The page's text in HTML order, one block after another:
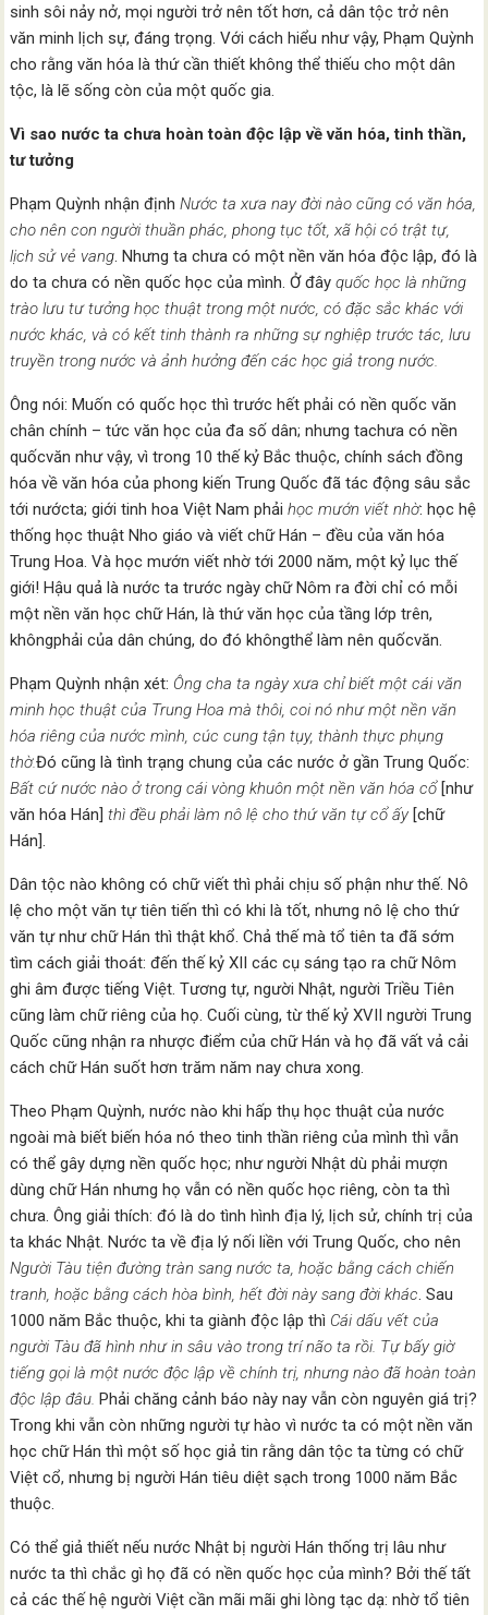
sinh sôi nảy nở, mọi người trở nên tốt hơn, cả dân tộc trở nên
văn minh lịch sự, đáng trọng. Với cách hiểu như vậy, Phạm Quỳnh
cho rằng văn hóa là thứ cần thiết không thể thiếu cho một dân
tộc, là lẽ sống còn của một quốc gia.
Vì sao nước ta chưa hoàn toàn độc lập về văn hóa, tinh thần,
tư tưởng
Phạm Quỳnh nhận địnhNước ta xưa nay đời nào cũng có văn hóa,
cho nên con người thuần phác, phong tục tốt, xã hội có trật tự,
lịch sử vẻ vang. Nhưng ta chưa có một nền văn hóa độc lập, đó là
do ta chưa có nền quốc học của mình. Ở đâyquốc học là những
trào lưu tư tưởng học thuật trong một nước, có đặc sắc khác với
nước khác, và có kết tinh thành ra những sự nghiệp trước tác, lưu
truyền trong nước và ảnh hưởng đến các học giả trong nước.
Ông nói: Muốn có quốc học thì trước hết phải có nền quốc văn
chân chính – tức văn học của đa số dân; nhưng tachưa có nền
quốcvăn như vậy, vì trong 10 thế kỷ Bắc thuộc, chính sách đồng
hóa về văn hóa của phong kiến Trung Quốc đã tác động sâu sắc
tới nướcta; giới tinh hoa Việt Nam phảihọc mướn viết nhờ: học hệ
thống học thuật Nho giáo và viết chữ Hán – đều của văn hóa
Trung Hoa. Và học mướn viết nhờ tới 2000 năm, một kỷ lục thế
giới! Hậu quả là nước ta trước ngày chữ Nôm ra đời chỉ có mỗi
một nền văn học chữ Hán, là thứ văn học của tầng lớp trên,
khôngphải của dân chúng, do đó khôngthể làm nên quốcvăn.
Phạm Quỳnh nhận xét: Ông cha ta ngày xưa chỉ biết một cái văn
minh học thuật của Trung Hoa mà thôi, coi nó như một nền văn
hóa riêng của nước mình, cúc cung tận tụy, thành thực phụng
thờ.Đó cũng là tình trạng chung của các nước ở gần Trung Quốc:
Bất cứ nước nào ở trong cái vòng khuôn một nền văn hóa cổ [như
văn hóa Hán]thì đều phải làm nô lệ cho thứ văn tự cổ ấy [chữ
Hán].
Dân tộc nào không có chữ viết thì phải chịu số phận như thế. Nô
lệ cho một văn tự tiên tiến thì có khi là tốt, nhưng nô lệ cho thứ
văn tự như chữ Hán thì thật khổ. Chả thế mà tổ tiên ta đã sớm
tìm cách giải thoát: đến thế kỷ XII các cụ sáng tạo ra chữ Nôm
ghi âm được tiếng Việt. Tương tự, người Nhật, người Triều Tiên
cũng làm chữ riêng của họ. Cuối cùng, từ thế kỷ XVII người Trung
Quốc cũng nhận ra nhược điểm của chữ Hán và họ đã vất vả cải
cách chữ Hán suốt hơn trăm năm nay chưa xong.
Theo Phạm Quỳnh, nước nào khi hấp thụ học thuật của nước
ngoài mà biết biến hóa nó theo tinh thần riêng của mình thì vẫn
có thể gây dựng nền quốc học; như người Nhật dù phải mượn
dùng chữ Hán nhưng họ vẫn có nền quốc học riêng, còn ta thì
chưa. Ông giải thích: đó là do tình hình địa lý, lịch sử, chính trị của
ta khác Nhật. Nước ta về địa lý nối liền với Trung Quốc, cho nên
Người Tàu tiện đường tràn sang nước ta, hoặc bằng cách chiến
tranh, hoặc bằng cách hòa bình, hết đời này sang đời khác. Sau
1000 năm Bắc thuộc, khi ta giành độc lập thì Cái dấu vết của
người Tàu đã hình như in sâu vào trong trí não ta rồi. Tự bấy giờ
tiếng gọi là một nước độc lập về chính trị, nhưng nào đã hoàn toàn
độc lập đâu. Phải chăng cảnh báo này nay vẫn còn nguyên giá trị?
Trong khi vẫn còn những người tự hào vì nước ta có một nền văn
học chữ Hán thì một số học giả tin rằng dân tộc ta từng có chữ
Việt cổ, nhưng bị người Hán tiêu diệt sạch trong 1000 năm Bắc
thuộc.
Có thể giả thiết nếu nước Nhật bị người Hán thống trị lâu như
nước ta thì chắc gì họ đã có nền quốc học của mình? Bởi thế tất
cả các thế hệ người Việt cần mãi mãi ghi lòng tạc dạ: nhờ tổ tiên